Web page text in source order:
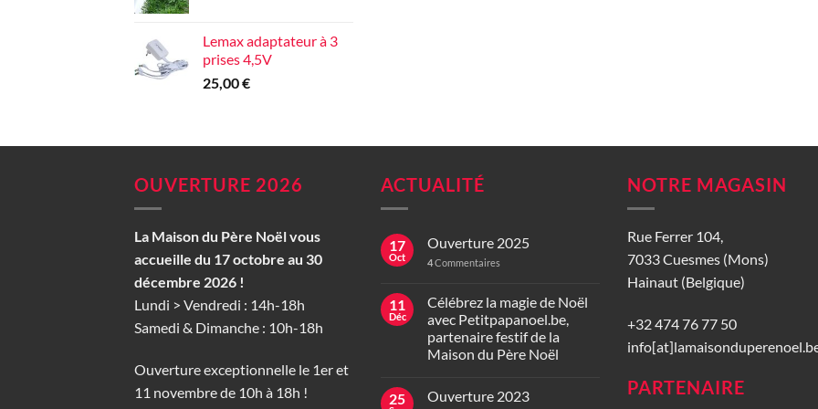
Lemax adaptateur à 3
prises 4,5V
25,00€
OUVERTURE 2026
La Maison du Père Noël vous
accueille du 17 octobre au 30
décembre 2026 !
Lundi > Vendredi : 14h-18h
Samedi & Dimanche : 10h-18h
Ouverture exceptionnelle le 1er et
11 novembre de 10h à 18h !
ACTUALITÉ
17
Oct
Ouverture 2025
4Commentaires
11
Déc
Célébrez la magie de Noël
avec Petitpapanoel.be,
partenaire festif de la
Maison du Père Noël
25 Ouverture 2023
NOTRE MAGASIN
Rue Ferrer 104,
7033 Cuesmes (Mons)
Hainaut (Belgique)
+32 474 76 77 50
PARTENAIRE